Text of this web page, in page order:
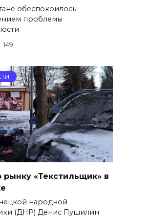
обеспокоилось
проблемы
149
рынку «Текстильщик» в
народной
(ДНР) Денис Пушилин